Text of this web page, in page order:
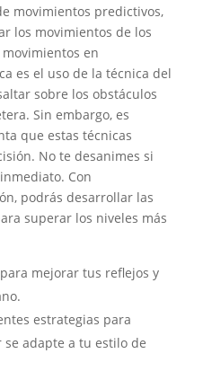
movimientos predictivos,
los movimientos de los
en
es el uso de la técnica del
sobre los obstáculos
Sin embargo, es
que estas técnicas
No te desanimes si
Con
podrás desarrollar las
superar los niveles más
mejorar tus reflejos y
estrategias para
adapte a tu estilo de